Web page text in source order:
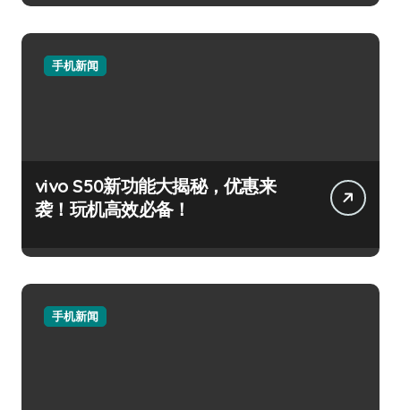
手机新闻
vivo S50新功能大揭秘，优惠来
袭！玩机高效必备！
手机新闻